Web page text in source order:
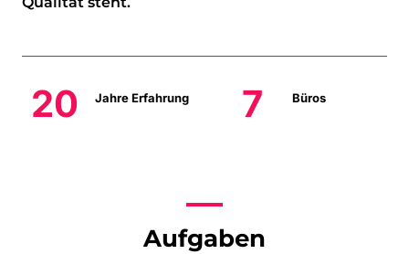
20 Jahre Erfahrung 7 Büros
Aufgaben